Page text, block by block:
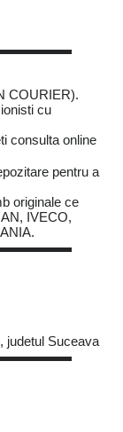
COURIER).
cu
consulta online
pentru a
originale ce
IVECO,
judetul Suceava